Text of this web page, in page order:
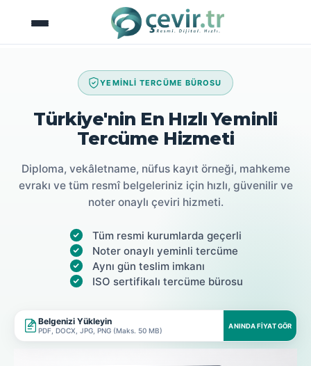
YEMİNLİ TERCÜME BÜROSU
Türkiye'nin En Hızlı Yeminli
Tercüme Hizmeti
Diploma, vekâletname, nüfus kayıt örneği, mahkeme
evrakı ve tüm resmî belgeleriniz için hızlı, güvenilir ve
noter onaylı çeviri hizmeti.
Tüm resmi kurumlarda geçerli
Noter onaylı yeminli tercüme
Aynı gün teslim imkanı
ISO sertifikalı tercüme bürosu
Belgenizi Yükleyin
PDF, DOCX, JPG, PNG (Maks. 50 MB)
ANINDA FIYAT GÖR